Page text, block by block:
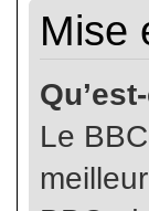
Mise
Le